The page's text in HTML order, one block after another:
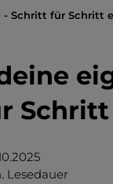
- Schritt für Schritt
Lesedauer